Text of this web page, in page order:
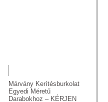
Márvány Kerítésburkolat
Egyedi Méretű
Darabokhoz – KÉRJEN